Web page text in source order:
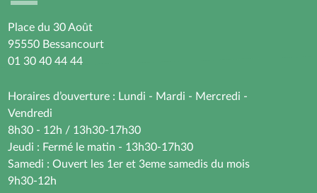
Place du 30 Août
95550 Bessancourt
01 30 40 44 44
Horaires d’ouverture : Lundi - Mardi - Mercredi -
Vendredi
8h30 - 12h / 13h30-17h30
Jeudi : Fermé le matin - 13h30-17h30
Samedi : Ouvert les 1er et 3eme samedis du mois
9h30-12h